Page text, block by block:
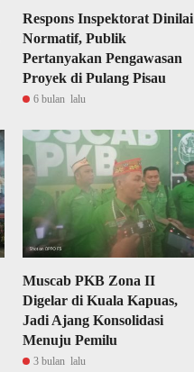
Respons Inspektorat Dinilai
Normatif, Publik
Pertanyakan Pengawasan
Proyek di Pulang Pisau
6 bulan lalu
Muscab PKB Zona II
Digelar di Kuala Kapuas,
Jadi Ajang Konsolidasi
Menuju Pemilu
3 bulan lalu